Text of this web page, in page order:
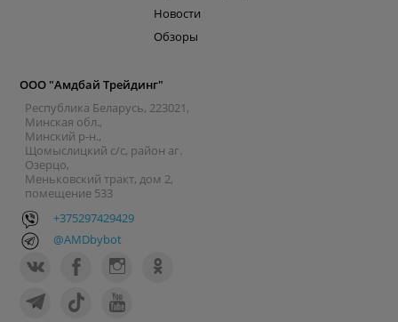
Новости
Обзоры
ООО "Амдбай Трейдинг"
Республика Беларусь, 223021,
Минская обл.,
Минский р-н.,
Щомыслицкий с/с, район аг.
Озерцо,
Меньковский тракт, дом 2,
помещение 533
+375297429429
@AMDbybot